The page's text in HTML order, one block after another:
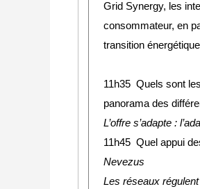
Grid Synergy, les
consommateur, en
transition
11h35 Quels sont
panorama des
L’offre s’adapte :
11h45 Quel appui
Nevezus
Les réseaux